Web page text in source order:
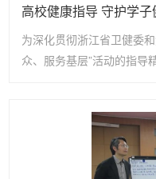
高校健康指导 守护学子
为深化贯彻浙江省卫健委
众、服务基层”活动的指导